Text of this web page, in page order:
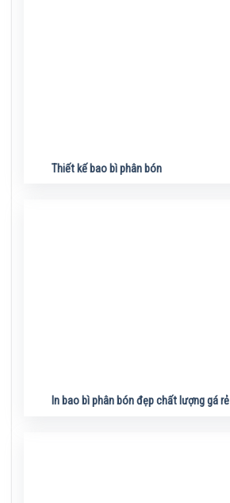
Thiết kế bao bì phân bón
In bao bì phân bón đẹp chất lượng gá rẻ